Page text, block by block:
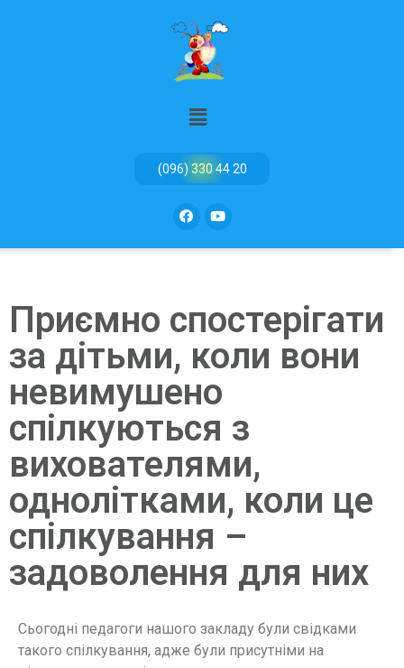
(096) 330 44 20
Приємно спостерігати
за дітьми, коли вони
невимушено
спілкуються з
вихователями,
однолітками, коли це
спілкування –
задоволення для них
Сьогодні педагоги нашого закладу були свідками
такого спілкування, адже були присутніми на